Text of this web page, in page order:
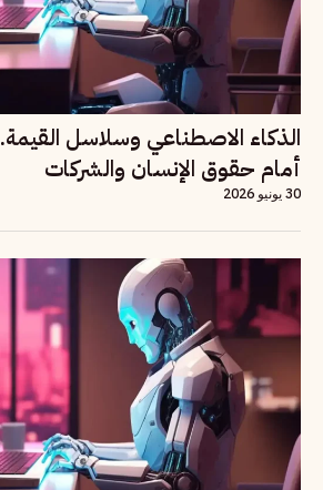
الذكاء الاصطناعي وسلاسل
أمام حقوق الإنسان والشركات
30 يونيو 2026